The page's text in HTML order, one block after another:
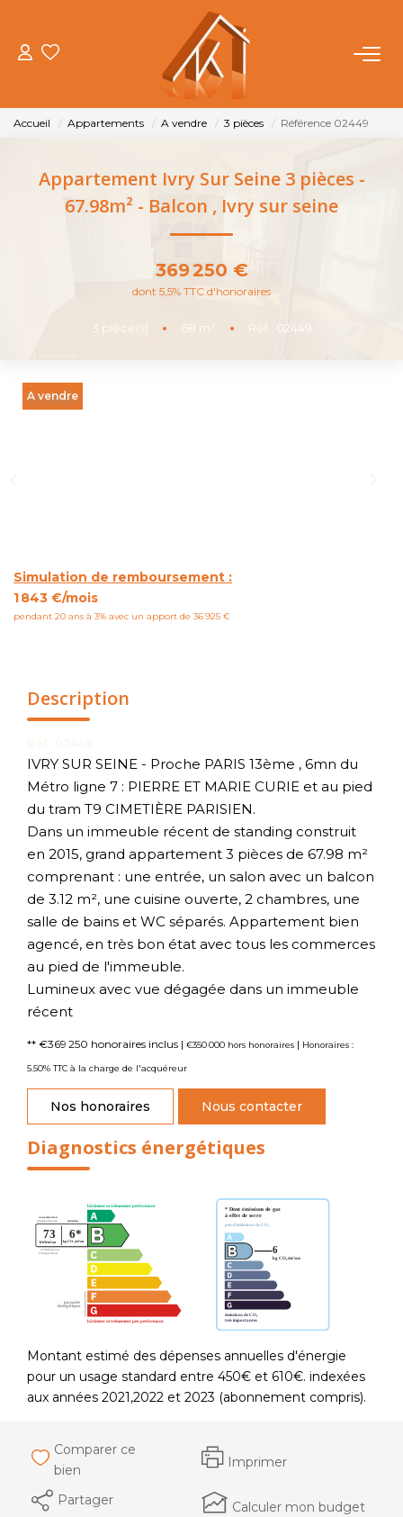
ACHETER
LOUER
OUTILS
Accueil Appartements A vendre 3 pièces Référence 02449
Appartement Ivry Sur Seine 3 pièces -
67.98m² - Balcon , Ivry sur seine
369 250 €
dont 5,5% TTC d'honoraires
3 pièce(s) • 68 m² • Réf : 02449
A vendre
Simulation de remboursement :
1 843 €/mois
pendant 20 ans à 3% avec un apport de 36 925 €
Description
IVRY SUR SEINE - Proche PARIS 13ème , 6mn du
Métro ligne 7 : PIERRE ET MARIE CURIE et au pied
du tram T9 CIMETIÈRE PARISIEN.
Dans un immeuble récent de standing construit
en 2015, grand appartement 3 pièces de 67.98 m²
comprenant : une entrée, un salon avec un balcon
de 3.12 m², une cuisine ouverte, 2 chambres, une
salle de bains et WC séparés. Appartement bien
agencé, en très bon état avec tous les commerces
au pied de l'immeuble.
Lumineux avec vue dégagée dans un immeuble
récent
** €369 250 honoraires inclus | €350 000 hors honoraires | Honoraires :
5.50% TTC à la charge de l'acquéreur
Nos honoraires Nous contacter
Diagnostics énergétiques
Montant estimé des dépenses annuelles d'énergie
pour un usage standard entre 450€ et 610€. indexées
aux années 2021,2022 et 2023 (abonnement compris).
Comparer ce
bien
Imprimer
Partager Calculer mon budget